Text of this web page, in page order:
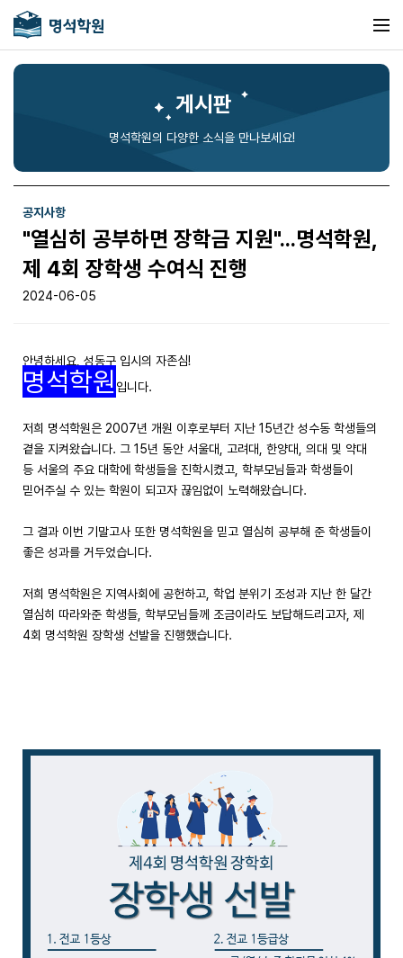
게시판
명석학원의 다양한 소식을 만나보세요!
공지사항
"열심히 공부하면 장학금 지원"...명석학원,
제 4회 장학생 수여식 진행
2024-06-05
안녕하세요, 성동구 입시의 자존심!
명석학원 입니다.
저희 명석학원은 2007년 개원 이후로부터 지난 15년간 성수동 학생들의
곁을 지켜왔습니다. 그 15년 동안 서울대, 고려대, 한양대, 의대 및 약대
등 서울의 주요 대학에 학생들을 진학시켰고, 학부모님들과 학생들이
믿어주실 수 있는 학원이 되고자 끊임없이 노력해왔습니다.
그 결과 이번 기말고사 또한 명석학원을 믿고 열심히 공부해 준 학생들이
좋은 성과를 거두었습니다.
저희 명석학원은 지역사회에 공헌하고, 학업 분위기 조성과 지난 한 달간
열심히 따라와준 학생들, 학부모님들께 조금이라도 보답해드리고자, 제
4회 명석학원 장학생 선발을 진행했습니다.